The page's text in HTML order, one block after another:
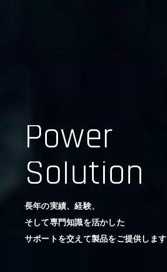
Power
Solution
長年の実績、経験、
そして専門知識を活かした
サポートを交えて製品をご提供します